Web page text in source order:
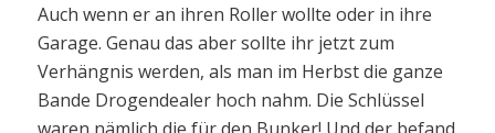
Auch wenn er an ihren Roller wollte oder in ihre
Garage. Genau das aber sollte ihr jetzt zum
Verhängnis werden, als man im Herbst die ganze
Bande Drogendealer hoch nahm. Die Schlüssel